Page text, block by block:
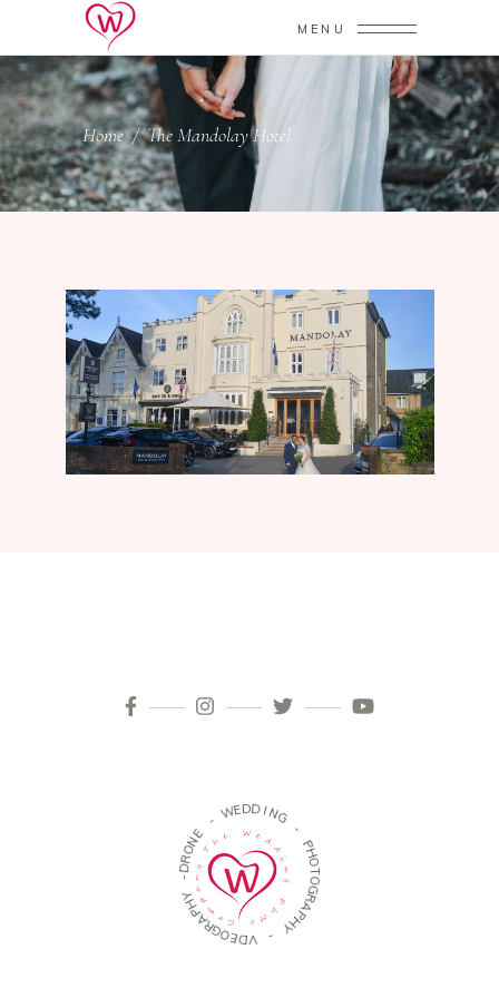
MENU
Home/The Mandolay Hotel
- WEDD ING
-
P
H
O
T
O
G
R
A
P
H
Y
-
V
D
E
O
G
R
A
P
H
Y
D
R
O
N
E